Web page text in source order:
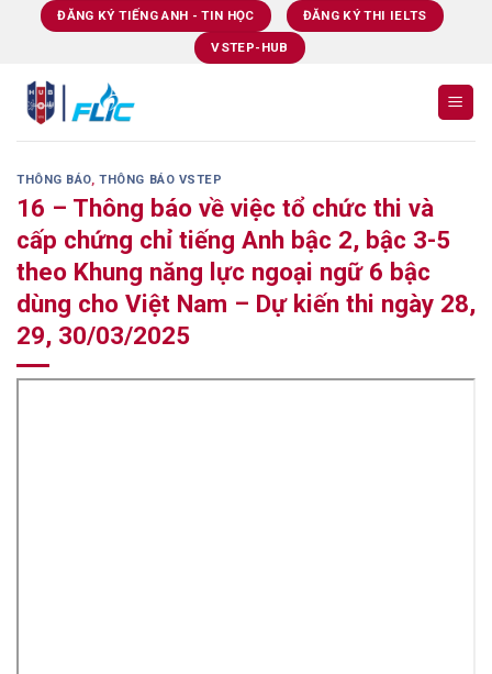
ĐĂNG KÝ TIẾNG ANH - TIN HỌC ĐĂNG KÝ THI IELTS
VSTEP-HUB
THÔNG BÁO,THÔNG BÁO VSTEP
16 – Thông báo về việc tổ chức thi và
cấp chứng chỉ tiếng Anh bậc 2, bậc 3-5
theo Khung năng lực ngoại ngữ 6 bậc
dùng cho Việt Nam – Dự kiến thi ngày 28,
29, 30/03/2025